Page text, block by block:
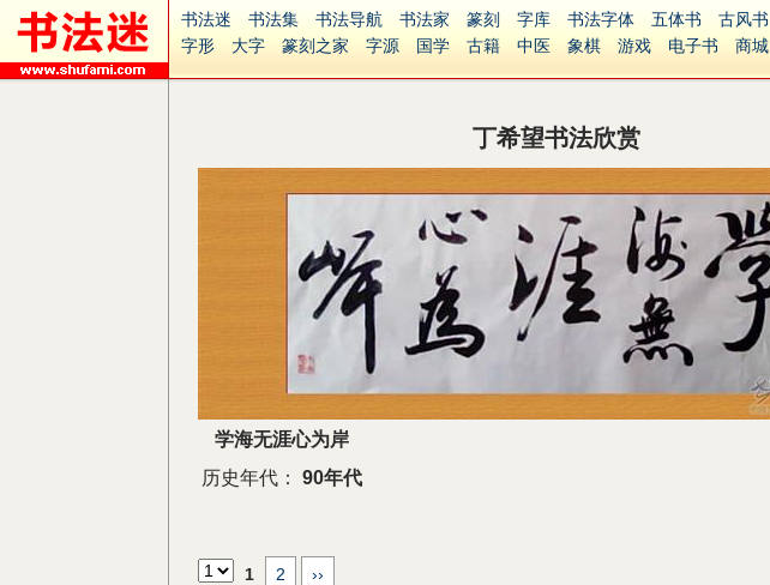
书法迷 书法集 书法导航 书法家 篆刻 字库 书法字体 五体书 古风书
字形
大字 篆刻之家 字源 国学 古籍 中医 象棋 游戏 电子书 商城
丁希望书法欣赏
学海无涯心为岸
历史年代：
90年代
1 2 ››